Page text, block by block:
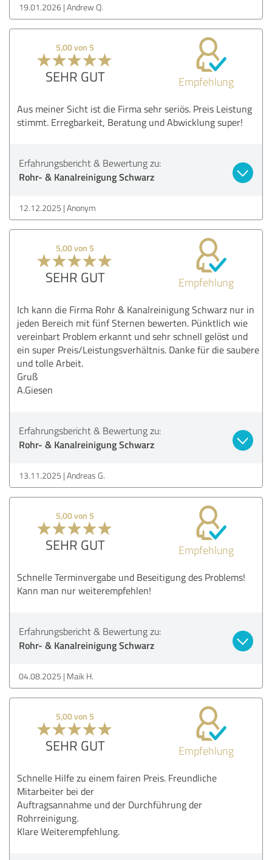
19.01.2026 Andrew Q.
5,00 von 5
SEHR GUT Empfehlung
Aus meiner Sicht ist die Firma sehr seriös. Preis Leistung
stimmt. Erregbarkeit, Beratung und Abwicklung super!
Erfahrungsbericht & Bewertung zu:
Rohr- & Kanalreinigung Schwarz
12.12.2025 Anonym
5,00 von 5
SEHR GUT Empfehlung
Ich kann die Firma Rohr & Kanalreinigung Schwarz nur in
jeden Bereich mit fünf Sternen bewerten. Pünktlich wie
vereinbart Problem erkannt und sehr schnell gelöst und
ein super Preis/Leistungsverhältnis. Danke für die saubere
und tolle Arbeit.
Gruß
A.Giesen
Erfahrungsbericht & Bewertung zu:
Rohr- & Kanalreinigung Schwarz
13.11.2025 Andreas G.
5,00 von 5
SEHR GUT Empfehlung
Schnelle Terminvergabe und Beseitigung des Problems!
Kann man nur weiterempfehlen!
Erfahrungsbericht & Bewertung zu:
Rohr- & Kanalreinigung Schwarz
04.08.2025 Maik H.
5,00 von 5
SEHR GUT Empfehlung
Schnelle Hilfe zu einem fairen Preis. Freundliche
Mitarbeiter bei der
Auftragsannahme und der Durchführung der
Rohrreinigung.
Klare Weiterempfehlung.